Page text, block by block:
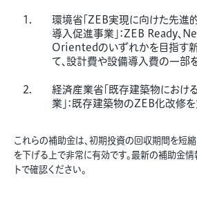
環境省「ZEB実現に向けた先進
導入促進事業」：ZEB Ready、
Orientedのいずれかを目指す
て、設計費や設備導入費の一部
経済産業省「既存建築物におけ
業」：既存建築物のZEB化改修
これらの補助金は、初期投資の回収期間を短
を下げる上で非常に有効です。最新の補助金情
トで確認ください。